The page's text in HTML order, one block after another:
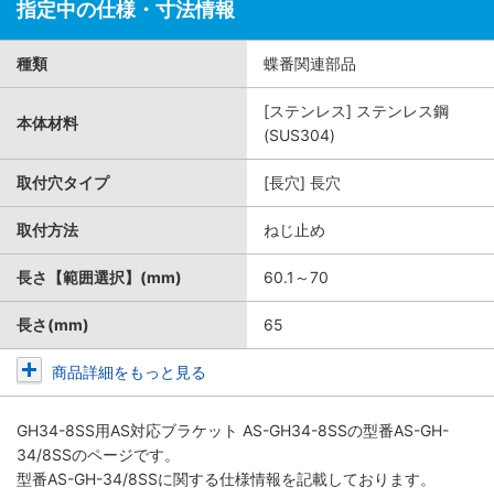
指定中の仕様・寸法情報
種類 蝶番関連部品
本体材料
[ステンレス] ステンレス鋼
(SUS304)
取付穴タイプ [長穴] 長穴
取付方法 ねじ止め
長さ【範囲選択】(mm) 60.1～70
長さ(mm) 65
商品詳細をもっと見る
GH34-8SS用AS対応ブラケット AS-GH34-8SSの型番AS-GH-
34/8SSのページです。
型番AS-GH-34/8SSに関する仕様情報を記載しております。